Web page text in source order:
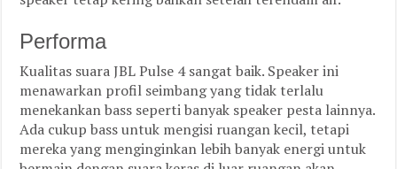
Performa
Kualitas suara JBL Pulse 4 sangat baik. Speaker ini
menawarkan profil seimbang yang tidak terlalu
menekankan bass seperti banyak speaker pesta lainnya.
Ada cukup bass untuk mengisi ruangan kecil, tetapi
mereka yang menginginkan lebih banyak energi untuk